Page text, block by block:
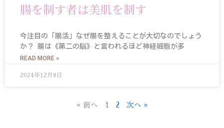
腸を制す者は美肌を制す
今注目の「腸活」なぜ腸を整えることが大切なのでしょう
か？ 腸は《第二の脳》と言われるほど神経細胞が多
READ MORE »
2024年12月8日
« 前へ 1 2 次へ »